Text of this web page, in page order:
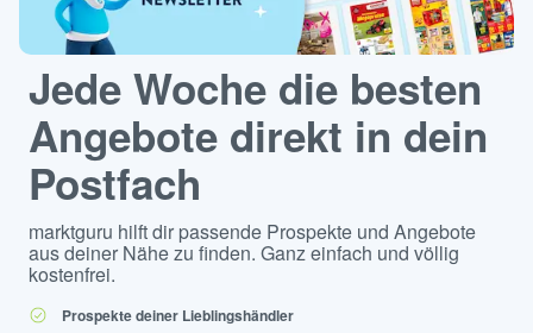
Jede Woche die besten
Angebote direkt in dein
Postfach
marktguru hilft dir passende Prospekte und Angebote
aus deiner Nähe zu finden. Ganz einfach und völlig
kostenfrei.
Prospekte deiner Lieblingshändler